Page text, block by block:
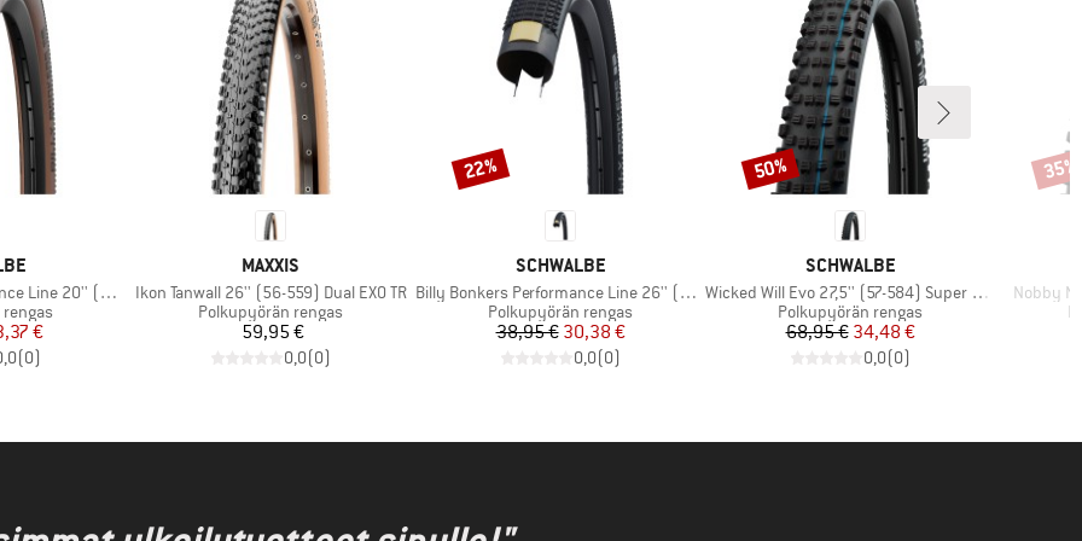
20'' (50-406)
hinta
€
(0)
MERKKI
MAXXIS
Tuote
Ikon Tanwall 26'' (56-559) Dual EXO TR
Tuoteryhmä
Polkupyörän rengas
Hinta
59,95 €
0,0(0)
MERKKI
SCHWALBE
Tuote
Billy Bonkers Performance Line 26'' (54-559)
Tuoteryhmä
Polkupyörän rengas
Hinta
38,95 €Alennettu hinta
30,38 €
0,0(0)
Alennus
22%
MERKKI
SCHWALBE
Tuote
Wicked Will Evo 27,5'' (57-584) Super Ground TLE
Tuoteryhmä
Polkupyörän rengas
Hinta
68,95 €Alennettu hinta
34,48 €
0,0(0)
Alennus
50%
Tuote
Nobby
35%